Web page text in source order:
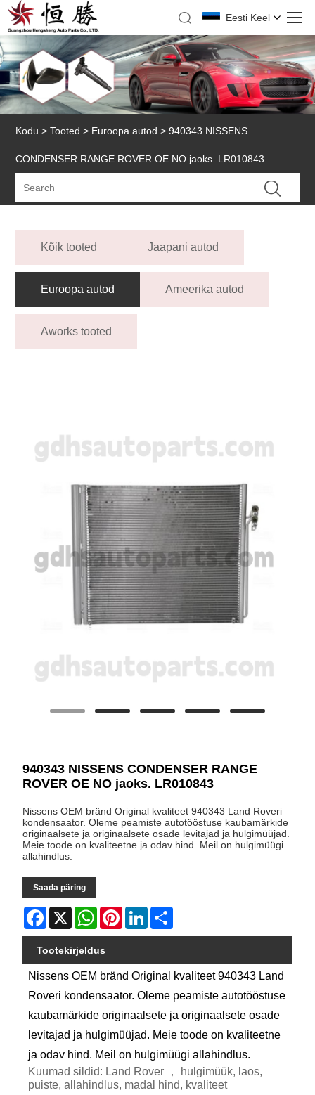
Eesti Keel
Kodu > Tooted > Euroopa autod > 940343 NISSENS
CONDENSER RANGE ROVER OE NO jaoks. LR010843
Kõik tooted Jaapani autod
Euroopa autod Ameerika autod
Aworks tooted
940343 NISSENS CONDENSER RANGE
ROVER OE NO jaoks. LR010843
Nissens OEM bränd Original kvaliteet 940343 Land Roveri
kondensaator. Oleme peamiste autotööstuse kaubamärkide
originaalsete ja originaalsete osade levitajad ja hulgimüüjad.
Meie toode on kvaliteetne ja odav hind. Meil on hulgimüügi
allahindlus.
Saada päring
Facebook
X WhatsAppPinterestLinkedIn
Tootekirjeldus
Nissens OEM bränd Original kvaliteet 940343 Land
Roveri kondensaator. Oleme peamiste autotööstuse
kaubamärkide originaalsete ja originaalsete osade
levitajad ja hulgimüüjad. Meie toode on kvaliteetne
ja odav hind. Meil on hulgimüügi allahindlus.
Kuumad sildid: Land Rover ， hulgimüük, laos,
puiste, allahindlus, madal hind, kvaliteet